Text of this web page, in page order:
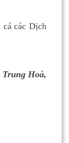
các Dịch
Hoà,